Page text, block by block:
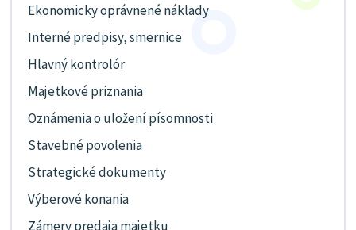
Ekonomicky oprávnené náklady
Interné predpisy, smernice
Hlavný kontrolór
Majetkové priznania
Oznámenia o uložení písomnosti
Stavebné povolenia
Strategické dokumenty
Výberové konania
Zámery predaja majetku